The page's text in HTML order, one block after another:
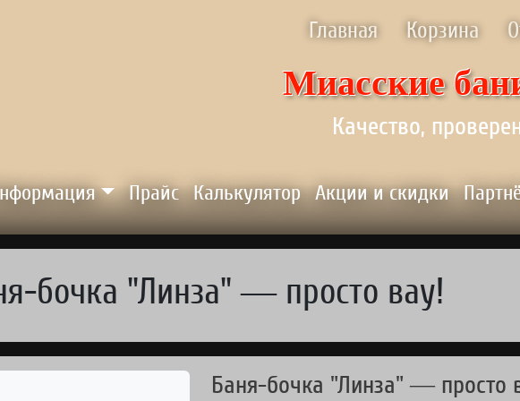
Главная Корзина
Миасские
Качество,
Прайс Калькулятор Акции и скидки
бочка "Линза" — просто вау!
Баня-бочка "Линза" — просто